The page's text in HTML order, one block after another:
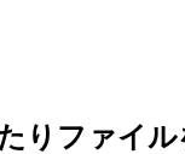
りファイ